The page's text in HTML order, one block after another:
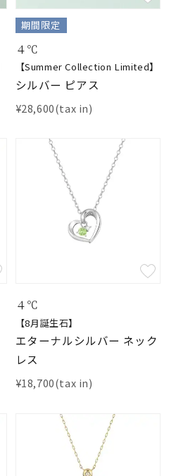
期間限定
４℃
【Summer Collection Limited】
シルバー ピアス
¥28,600(tax in)
４℃
【8月誕生石】
エターナルシルバー ネック
レス
¥18,700(tax in)